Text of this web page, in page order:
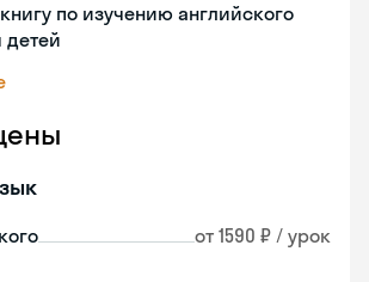
по изучению английского
детей
от 1590 ₽ / урок